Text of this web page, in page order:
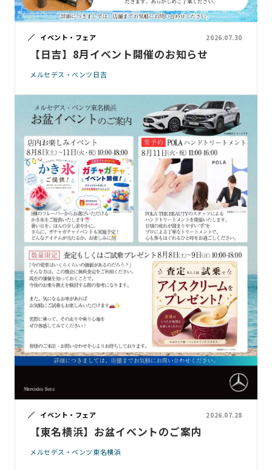
イベント・フェア 2026.07.30
【日吉】8月イベント開催のお知らせ
メルセデス・ベンツ日吉
イベント・フェア 2026.07.28
【東名横浜】お盆イベントのご案内
メルセデス・ベンツ東名横浜